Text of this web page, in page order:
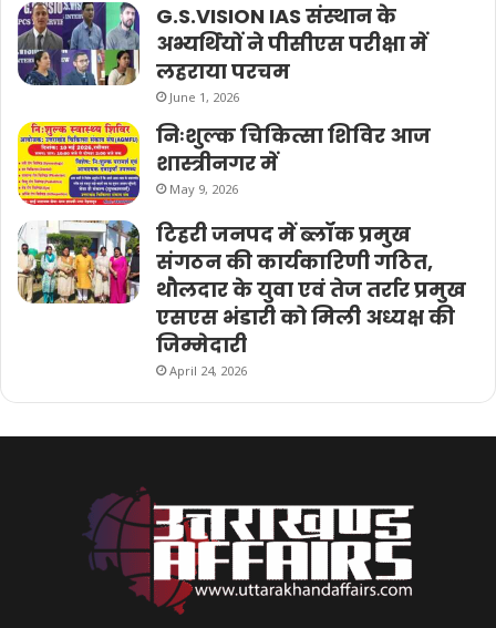
G.S.VISION IAS संस्थान के
अभ्यर्थियों ने पीसीएस परीक्षा में
लहराया परचम
June 1, 2026
निःशुल्क चिकित्सा शिविर आज
शास्त्रीनगर में
May 9, 2026
टिहरी जनपद में ब्लॉक प्रमुख
संगठन की कार्यकारिणी गठित,
थौलदार के युवा एवं तेज तर्रार प्रमुख
एसएस भंडारी को मिली अध्यक्ष की
जिम्मेदारी
April 24, 2026